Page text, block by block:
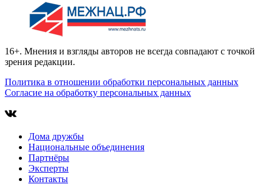
16+. Мнения и взгляды авторов не всегда совпадают с точкой
зрения редакции.
Политика в отношении обработки персональных данных
Согласие на обработку персональных данных
Дома дружбы
Национальные объединения
Партнёры
Эксперты
Контакты